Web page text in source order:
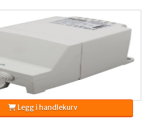
Legg i handlekurv